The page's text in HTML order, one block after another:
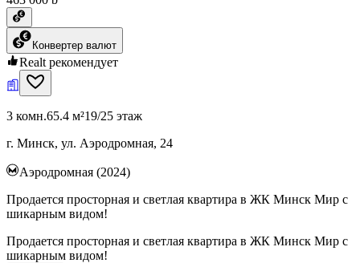
Конвертер валют
Realt рекомендует
3 комн.65.4 м²19/25 этаж
г. Минск, ул. Аэродромная, 24
Аэродромная (2024)
Продается просторная и светлая квартира в ЖК Минск Мир с
шикарным видом!
Продается просторная и светлая квартира в ЖК Минск Мир с
шикарным видом!